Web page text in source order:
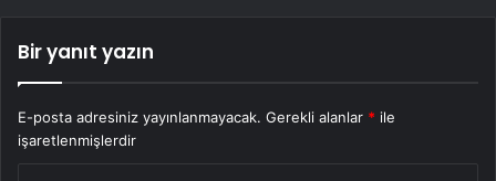
Bir yanıt yazın
E-posta adresiniz yayınlanmayacak. Gerekli alanlar * ile
işaretlenmişlerdir